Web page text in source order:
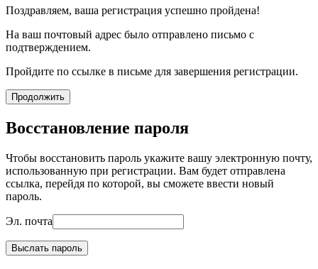
Поздравляем, ваша регистрация успешно пройдена!
На ваш почтовый адрес было отправлено письмо с
подтверждением.
Пройдите по ссылке в письме для завершения регистрации.
Продолжить
Восстановление пароля
Чтобы восстановить пароль укажите вашу электронную почту,
использованную при регистрации. Вам будет отправлена
ссылка, перейдя по которой, вы сможете ввести новый
пароль.
Эл. почта
Выслать пароль